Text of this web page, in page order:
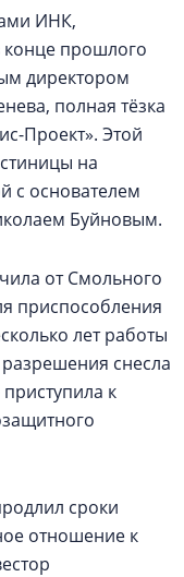
ИНК,
конце прошлого
директором
полная тёзка
Проект». Этой
на
с основателем
Буйновым.
от Смольного
приспособления
лет работы
снесла
к
сроки
отношение к